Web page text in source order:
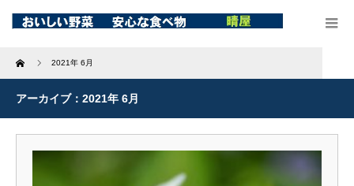
Home 2021年 6月
アーカイブ：2021年 6月